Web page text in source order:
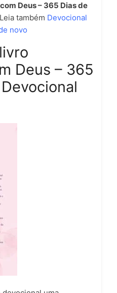
Deus – 365 Dias de
também Devocional
novo
Deus – 365